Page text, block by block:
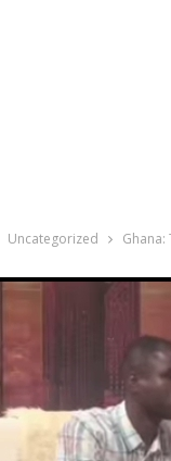
Uncategorized Ghana: